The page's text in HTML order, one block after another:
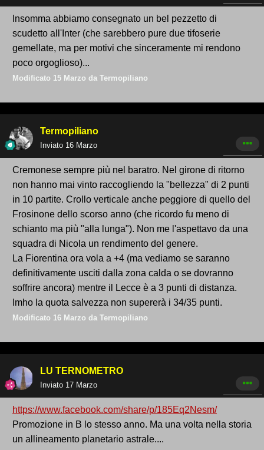
Insomma abbiamo consegnato un bel pezzetto di
scudetto all'Inter (che sarebbero pure due tifoserie
gemellate, ma per motivi che sinceramente mi rendono
poco orgoglioso)...
Modificato 15 Marzo da Termopiliano
Termopiliano
Inviato 16 Marzo
Cremonese sempre più nel baratro. Nel girone di ritorno
non hanno mai vinto raccogliendo la "bellezza" di 2 punti
in 10 partite. Crollo verticale anche peggiore di quello del
Frosinone dello scorso anno (che ricordo fu meno di
schianto ma più "alla lunga"). Non me l'aspettavo da una
squadra di Nicola un rendimento del genere.
La Fiorentina ora vola a +4 (ma vediamo se saranno
definitivamente usciti dalla zona calda o se dovranno
soffrire ancora) mentre il Lecce è a 3 punti di distanza.
Imho la quota salvezza non supererà i 34/35 punti.
Modificato 16 Marzo da Termopiliano
LU TERNOMETRO
Inviato 17 Marzo
https://www.facebook.com/share/p/185Eq2Nesm/
Promozione in B lo stesso anno. Ma una volta nella storia
un allineamento planetario astrale....